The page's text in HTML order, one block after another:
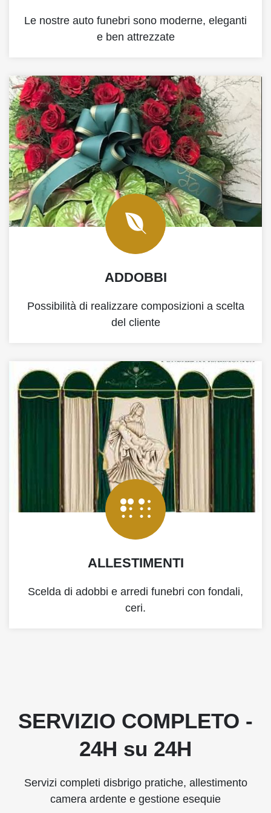
Le nostre auto funebri sono moderne, eleganti
e ben attrezzate
ADDOBBI
Possibilità di realizzare composizioni a scelta
del cliente
ALLESTIMENTI
Scelda di adobbi e arredi funebri con fondali,
ceri.
SERVIZIO COMPLETO -
24H su 24H
Servizi completi disbrigo pratiche, allestimento
camera ardente e gestione esequie